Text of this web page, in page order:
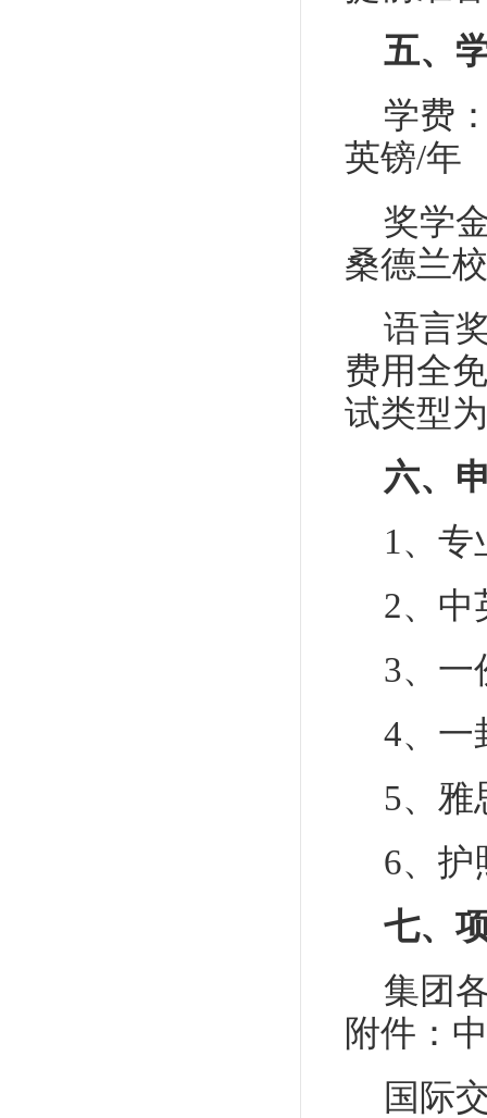
五、
学费
英镑/年
奖学
桑德兰
语言
费用全
试类型
六、
1、
2、中
3、一
4、一
5、雅
6、护
七、
集团
附件：
国际